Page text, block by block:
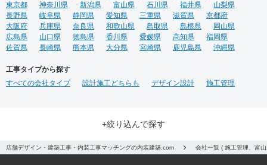
東京都
神奈川県 新潟県 富山県 石川県 福井県
山梨県
長野県
岐阜県 静岡県 愛知県 三重県 滋賀県
京都府
大阪府
兵庫県 奈良県 和歌山県 鳥取県 島根県
岡山県
広島県
山口県 徳島県 香川県 愛媛県 高知県
福岡県
佐賀県
長崎県 熊本県 大分県 宮崎県 鹿児島県 沖縄県
工事タイプから探す
すべての会社タイプ
設計施工どちらも デザイン設計 施工管理
+絞り込んで探す
店舗デザイン・建築工事・内装工事マッチングの内装建築.com 会社一覧 ( 施工管理、富